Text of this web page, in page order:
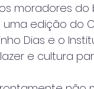
moradores
edição do
Dias e o
e cultura